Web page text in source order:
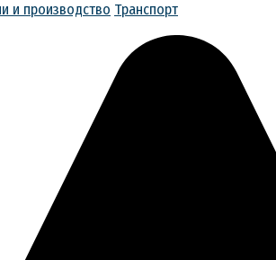
и производство Транспорт